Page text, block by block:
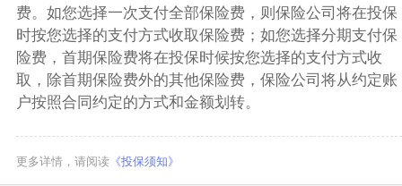
费。如您选择一次支付全部保险费，则保险公司将在投保
时按您选择的支付方式收取保险费；如您选择分期支付保
险费，首期保险费将在投保时候按您选择的支付方式收
取，除首期保险费外的其他保险费，保险公司将从约定账
户按照合同约定的方式和金额划转。
更多详情，请阅读《投保须知》